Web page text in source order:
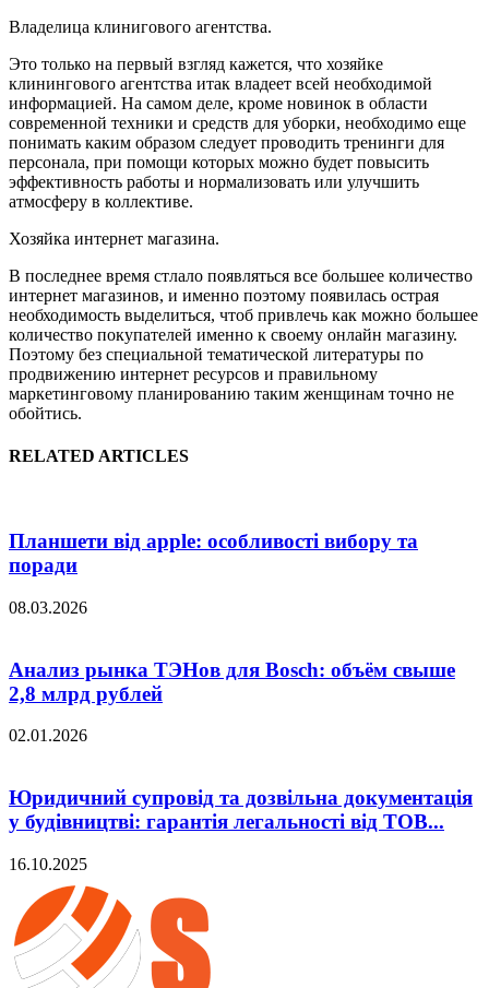
Владелица клинигового агентства.
Это только на первый взгляд кажется, что хозяйке
клинингового агентства итак владеет всей необходимой
информацией. На самом деле, кроме новинок в области
современной техники и средств для уборки, необходимо еще
понимать каким образом следует проводить тренинги для
персонала, при помощи которых можно будет повысить
эффективность работы и нормализовать или улучшить
атмосферу в коллективе.
Хозяйка интернет магазина.
В последнее время стлало появляться все большее количество
интернет магазинов, и именно поэтому появилась острая
необходимость выделиться, чтоб привлечь как можно большее
количество покупателей именно к своему онлайн магазину.
Поэтому без специальной тематической литературы по
продвижению интернет ресурсов и правильному
маркетинговому планированию таким женщинам точно не
обойтись.
RELATED ARTICLES
Планшети від apple: особливості вибору та
поради
08.03.2026
Анализ рынка ТЭНов для Bosch: объём свыше
2,8 млрд рублей
02.01.2026
Юридичний супровід та дозвільна документація
у будівництві: гарантія легальності від ТОВ...
16.10.2025